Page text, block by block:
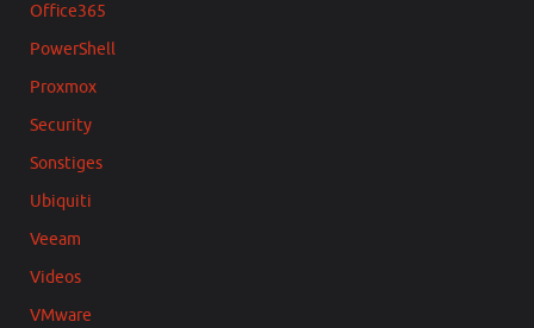
Office365
PowerShell
Proxmox
Security
Sonstiges
Ubiquiti
Veeam
Videos
VMware